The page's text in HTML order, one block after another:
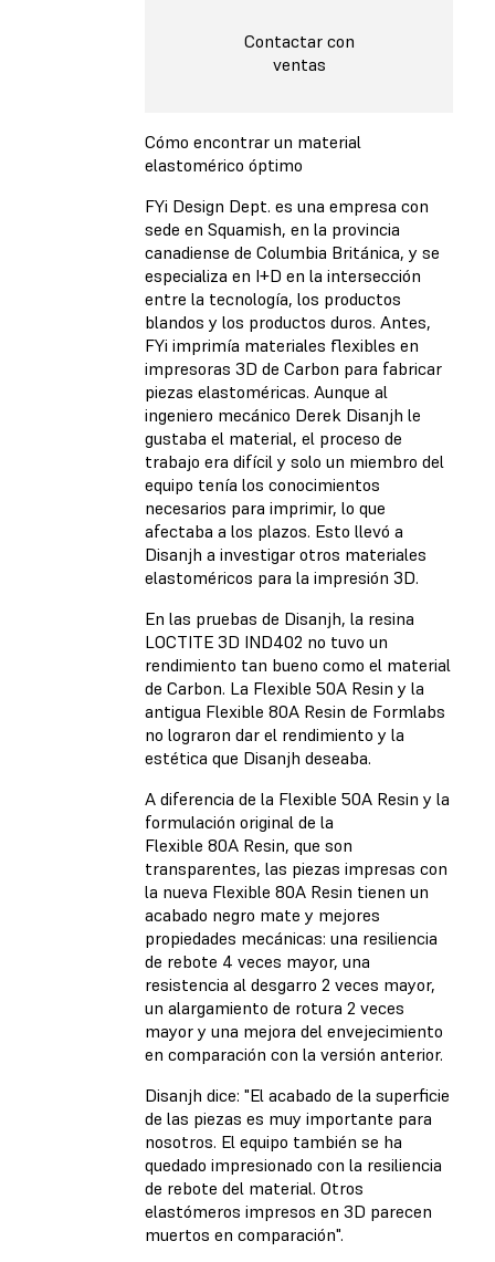
Contactar con
ventas
Cómo encontrar un material
elastomérico óptimo
FYi Design Dept. es una empresa con
sede en Squamish, en la provincia
canadiense de Columbia Británica, y se
especializa en I+D en la intersección
entre la tecnología, los productos
blandos y los productos duros. Antes,
FYi imprimía materiales flexibles en
impresoras 3D de Carbon para fabricar
piezas elastoméricas. Aunque al
ingeniero mecánico Derek Disanjh le
gustaba el material, el proceso de
trabajo era difícil y solo un miembro del
equipo tenía los conocimientos
necesarios para imprimir, lo que
afectaba a los plazos. Esto llevó a
Disanjh a investigar otros materiales
elastoméricos para la impresión 3D.
En las pruebas de Disanjh, la resina
LOCTITE 3D IND402 no tuvo un
rendimiento tan bueno como el material
de Carbon. La Flexible 50A Resin y la
antigua Flexible 80A Resin de Formlabs
no lograron dar el rendimiento y la
estética que Disanjh deseaba.
A diferencia de la Flexible 50A Resin y la
formulación original de la
Flexible 80A Resin, que son
transparentes, las piezas impresas con
la nueva Flexible 80A Resin tienen un
acabado negro mate y mejores
propiedades mecánicas: una resiliencia
de rebote 4 veces mayor, una
resistencia al desgarro 2 veces mayor,
un alargamiento de rotura 2 veces
mayor y una mejora del envejecimiento
en comparación con la versión anterior.
Disanjh dice: "El acabado de la superficie
de las piezas es muy importante para
nosotros. El equipo también se ha
quedado impresionado con la resiliencia
de rebote del material. Otros
elastómeros impresos en 3D parecen
muertos en comparación".